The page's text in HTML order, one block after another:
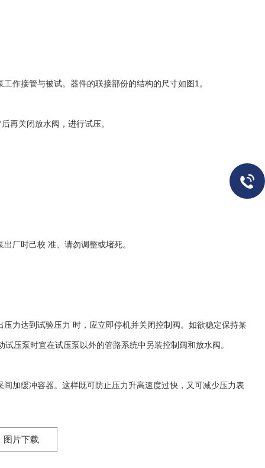
接管与被试。器件的联接部份的结构的尺寸如图1。
关闭放水阀，进行试压。
时己校 准、请勿调整或堵死。
达到试验压力 时，应立即停机并关闭控制阀。如欲稳定保持某
压泵时宜在试压泵以外的管路系统中另装控制阔和放水阀。
缓冲容器。这样既可防止压力升高速度过快，又可减少压力表
图片下载